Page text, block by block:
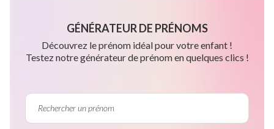
GÉNÉRATEUR DE PRÉNOMS
Découvrez le prénom idéal pour votre enfant !
Testez notre générateur de prénom en quelques clics !